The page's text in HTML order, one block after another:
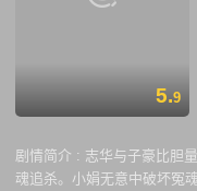
5.9
剧情简介 : 志华与子豪比胆
魂追杀。小娟无意中破坏冤